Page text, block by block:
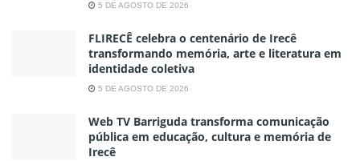
5 DE AGOSTO DE 2026
FLIRECÊ celebra o centenário de Irecê
transformando memória, arte e literatura em
identidade coletiva
5 DE AGOSTO DE 2026
Web TV Barriguda transforma comunicação
pública em educação, cultura e memória de
Irecê